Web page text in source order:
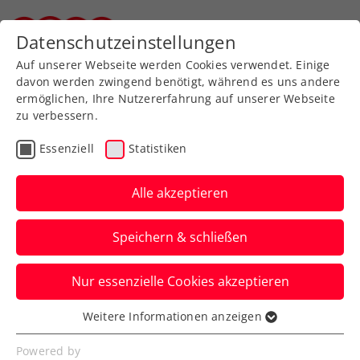
Zurück zur Newsübersicht
Turniere
ATP-Challenger Prag:
Ofner mit weiterer
starker Woche, aber ohne
Happy End
Auch in Tschechiens Hauptstadt wird das
ÖTV-Ass im Endspiel nicht für die
Leistungen zuvor belohnt.
Datenschutzeinstellungen
Auf unserer Webseite werden Cookies verwendet. Einige
davon werden zwingend benötigt, während es uns andere
ermöglichen, Ihre Nutzererfahrung auf unserer Webseite
zu verbessern.
Essenziell Statistiken
Alle akzeptieren
Speichern & schließen
Nur essenzielle Cookies akzeptieren
Essenziell
Essenzielle Cookies werden für grundlegende
Weitere Informationen anzeigen
Powered by